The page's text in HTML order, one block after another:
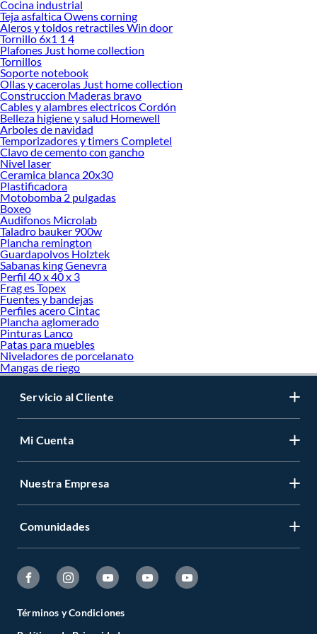
renovación de espacios. ¡Visítanos y descubre todo lo que tenemos para
ofrecerte!
Encuentra una amplia variedad de productos de Griferías en Sodimac.
Encuentra todo lo necesario para tus proyectos de renovación y decoración.
¡Visítanos y haz tus ideas realidad!
Cocina industrial
Teja asfaltica Owens corning
Aleros y toldos retractiles Win door
Tornillo 6x1 1 4
Plafones Just home collection
Tornillos
Soporte notebook
Ollas y cacerolas Just home collection
Construccion Maderas bravo
Cables y alambres electricos Cordón
Belleza higiene y salud Homewell
Arboles de navidad
Temporizadores y timers Completel
Clavo de cemento con gancho
Nivel laser
Ceramica blanca 20x30
Plastificadora
Motobomba 2 pulgadas
Boxeo
Audifonos Microlab
Taladro bauker 900w
Plancha remington
Guardapolvos Holztek
Sabanas king Genevra
Perfil 40 x 40 x 3
Frag es Topex
Fuentes y bandejas
Perfiles acero Cintac
Plancha aglomerado
Pinturas Lanco
Patas para muebles
Niveladores de porcelanato
Mangas de riego
Servicio al Cliente
Mi Cuenta
Nuestra Empresa
Comunidades
Términos y Condiciones